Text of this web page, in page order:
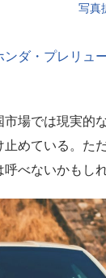
写真
ンダ・プレリ
場では現実的
めている。た
べないかもしれ